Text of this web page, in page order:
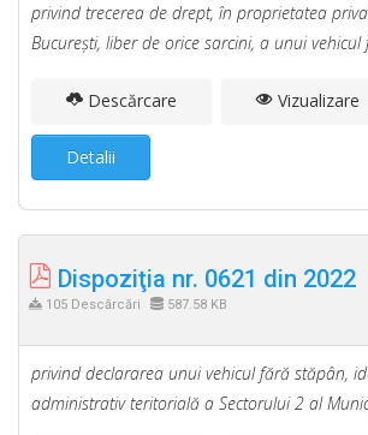
privind trecerea de drept, în proprietatea
Bucureşti, liber de orice sarcini, a unui
Descărcare Vizualizare
Detalii
Dispoziţia nr. 0621 din 2022
105 Descărcări 587.58 KB
privind declararea unui vehicul fără stăpân,
administrativ teritorială a Sectorului 2 al